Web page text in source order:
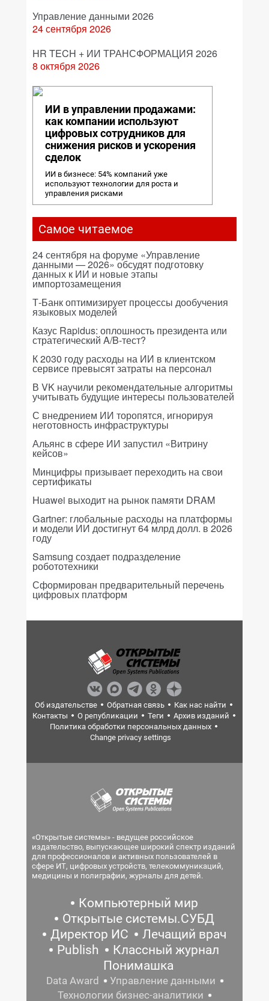
Управление данными 2026
24 сентября 2026
HR TECH + ИИ ТРАНСФОРМАЦИЯ 2026
8 октября 2026
ИИ в управлении продажами:
как компании используют
цифровых сотрудников для
снижения рисков и ускорения
сделок
ИИ в бизнесе: 54% компаний уже
используют технологии для роста и
управления рисками
Самое читаемое
24 сентября на форуме «Управление
данными — 2026» обсудят подготовку
данных к ИИ и новые этапы
импортозамещения
Т-Банк оптимизирует процессы дообучения
языковых моделей
Казус Rapidus: оплошность президента или
стратегический A/B-тест?
К 2030 году расходы на ИИ в клиентском
сервисе превысят затраты на персонал
В VK научили рекомендательные алгоритмы
учитывать будущие интересы пользователей
С внедрением ИИ торопятся, игнорируя
неготовность инфраструктуры
Альянс в сфере ИИ запустил «Витрину
кейсов»
Минцифры призывает переходить на свои
сертификаты
Huawei выходит на рынок памяти DRAM
Gartner: глобальные расходы на платформы
и модели ИИ достигнут 64 млрд долл. в 2026
году
Samsung создает подразделение
робототехники
Сформирован предварительный перечень
цифровых платформ
Об издательстве Обратная связь
Как нас найти
Контакты
О републикации Теги
Архив изданий
Политика обработки персональных данных
Change privacy settings
«Открытые системы» - ведущее российское
издательство, выпускающее широкий спектр изданий
для профессионалов и активных пользователей в
сфере ИТ, цифровых устройств, телекоммуникаций,
медицины и полиграфии, журналы для детей.
Компьютерный мир
Открытые системы.СУБД
Директор ИС
Лечащий врач
Publish
Классный журнал
Понимашка
Data Award
Управление данными
Технологии бизнес-аналитики